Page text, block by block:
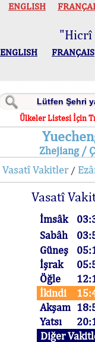
ENGLISH
"Hicrî
ENGLISH FRANÇAIS
Ülkeler Listesi İçin
Zhejiang /
Vasatî Vakitler/
Vasatî
İmsâk
Sabâh
Güneş
İşrak
Öğle
İkindi
Akşam
Yatsı
Diğer